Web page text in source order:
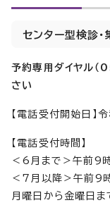
センター型検診・
予約専用ダイヤル
さい
【電話受付開始日】
【電話受付時間】
＜6月まで＞午前9
＜7月以降＞午前9
月曜日から金曜日ま